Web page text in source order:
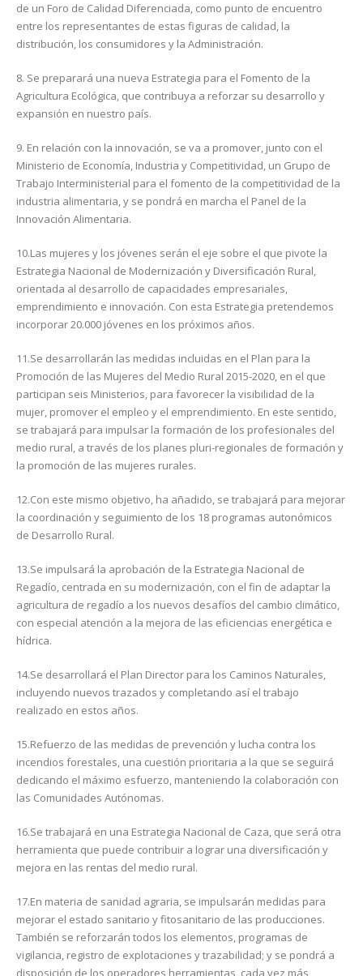
de un Foro de Calidad Diferenciada, como punto de encuentro
entre los representantes de estas figuras de calidad, la
distribución, los consumidores y la Administración.
8. Se preparará una nueva Estrategia para el Fomento de la
Agricultura Ecológica, que contribuya a reforzar su desarrollo y
expansión en nuestro país.
9. En relación con la innovación, se va a promover, junto con el
Ministerio de Economía, Industria y Competitividad, un Grupo de
Trabajo Interministerial para el fomento de la competitividad de la
industria alimentaria, y se pondrá en marcha el Panel de la
Innovación Alimentaria.
10.Las mujeres y los jóvenes serán el eje sobre el que pivote la
Estrategia Nacional de Modernización y Diversificación Rural,
orientada al desarrollo de capacidades empresariales,
emprendimiento e innovación. Con esta Estrategia pretendemos
incorporar 20.000 jóvenes en los próximos años.
11.Se desarrollarán las medidas incluidas en el Plan para la
Promoción de las Mujeres del Medio Rural 2015-2020, en el que
participan seis Ministerios, para favorecer la visibilidad de la
mujer, promover el empleo y el emprendimiento. En este sentido,
se trabajará para impulsar la formación de los profesionales del
medio rural, a través de los planes pluri-regionales de formación y
la promoción de las mujeres rurales.
12.Con este mismo objetivo, ha añadido, se trabajará para mejorar
la coordinación y seguimiento de los 18 programas autonómicos
de Desarrollo Rural.
13.Se impulsará la aprobación de la Estrategia Nacional de
Regadío, centrada en su modernización, con el fin de adaptar la
agricultura de regadío a los nuevos desafíos del cambio climático,
con especial atención a la mejora de las eficiencias energética e
hídrica.
14.Se desarrollará el Plan Director para los Caminos Naturales,
incluyendo nuevos trazados y completando así el trabajo
realizado en estos años.
15.Refuerzo de las medidas de prevención y lucha contra los
incendios forestales, una cuestión prioritaria a la que se seguirá
dedicando el máximo esfuerzo, manteniendo la colaboración con
las Comunidades Autónomas.
16.Se trabajará en una Estrategia Nacional de Caza, que será otra
herramienta que puede contribuir a lograr una diversificación y
mejora en las rentas del medio rural.
17.En materia de sanidad agraria, se impulsarán medidas para
mejorar el estado sanitario y fitosanitario de las producciones.
También se reforzarán todos los elementos, programas de
vigilancia, registro de explotaciones y trazabilidad; y se pondrá a
disposición de los operadores herramientas, cada vez más